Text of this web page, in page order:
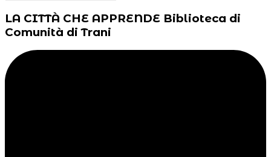
LA CITTÀ CHE APPRENDE Biblioteca di
Comunità di Trani